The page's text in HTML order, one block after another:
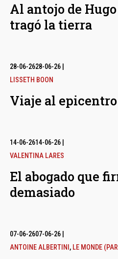
Al antojo de
tragó la tierra
28-06-2628-06-26
LISSETH BOON
Viaje al
14-06-2614-06-26
VALENTINA LARES
El abogado que
demasiado
07-06-2607-06-26
ANTOINE ALBERTINI , LE MONDE